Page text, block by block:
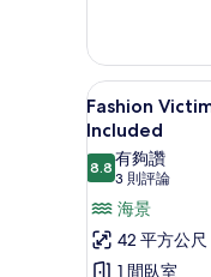
所
有
相
片
&
Go
Room
-
Entrance
to
Ushuaia
Club
Included
的
顯
示
Fashion
Victim
Room
-
Entrance
8
Fashion
Included
8.88.8 分，滿分 10 分
有夠讚
3 則評論
(3
則
評
論)
海景
42 平方公尺
1 間臥室